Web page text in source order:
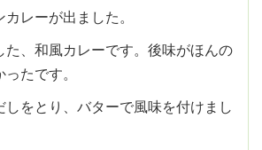
レーが出ました。
た、和風カレーです。後味がほんの
たです。
しをとり、バターで風味を付けまし